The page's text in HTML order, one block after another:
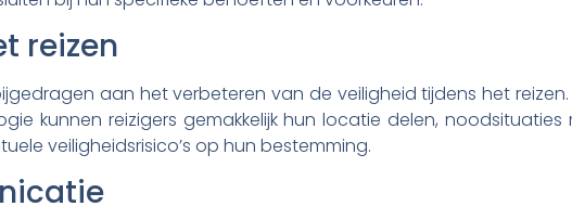
reizen
aan het verbeteren van de veiligheid tijdens het
kunnen reizigers gemakkelijk hun locatie delen,
veiligheidsrisico’s op hun bestemming.